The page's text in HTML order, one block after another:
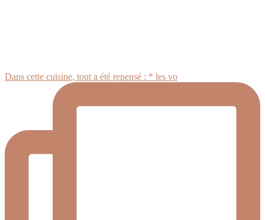
Dans cette cuisine, tout a été repensé : * les vo